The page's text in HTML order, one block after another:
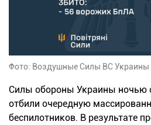
Фото: Воздушные Силы ВС Украины
Силы обороны Украины ночью
отбили очередную
беспилотников. В результате